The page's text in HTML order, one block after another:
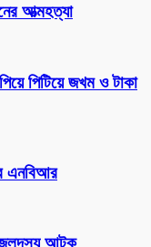
আত্মহত্যা
পিটিয়ে জখম ও টাকা
এনবিআর